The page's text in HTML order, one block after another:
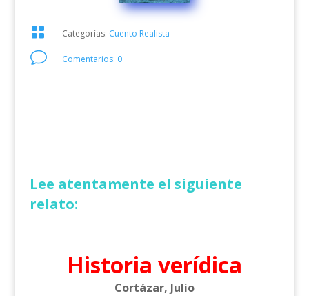
 Categorías: Cuento Realista
v Comentarios: 0
Lee atentamente el siguiente
relato:
Historia verídica
Cortázar, Julio